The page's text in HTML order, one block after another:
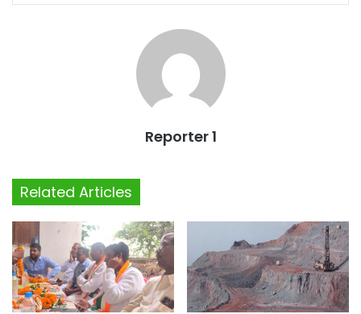
Reporter 1
Related Articles